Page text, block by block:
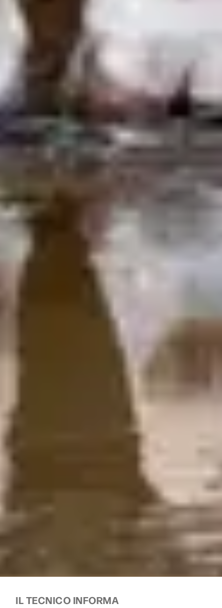
IL TECNICO INFORMA